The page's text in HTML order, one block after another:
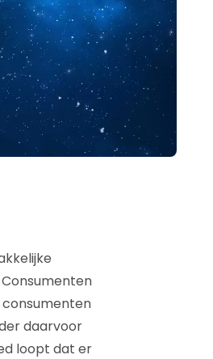
consumenten
daarvoor
loopt dat er